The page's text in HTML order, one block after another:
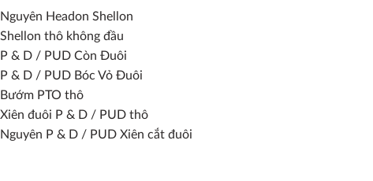
Nguyên Headon Shellon
Shellon thô không đầu
P & D / PUD Còn Đuôi
P & D / PUD Bóc Vỏ Đuôi
Bướm PTO thô
Xiên đuôi P & D / PUD thô
Nguyên P & D / PUD Xiên cắt đuôi